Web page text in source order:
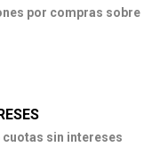
por compras sobre
cuotas sin intereses